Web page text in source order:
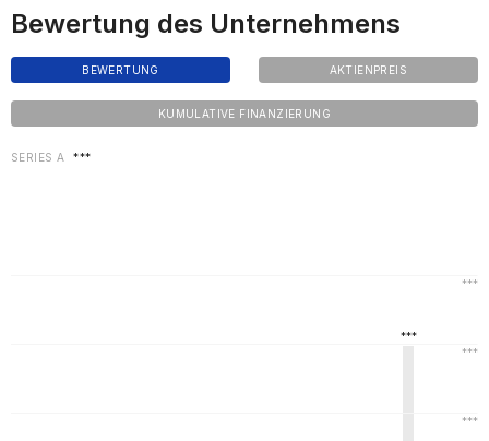
Bewertung des Unternehmens
BEWERTUNG AKTIENPREIS
KUMULATIVE FINANZIERUNG
SERIES A ***